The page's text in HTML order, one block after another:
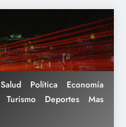
Salud Política
Economía
Turismo Deportes Mas